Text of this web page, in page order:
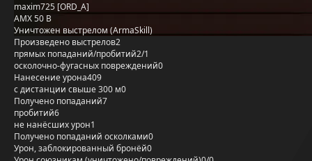
maxim725 [ORD_A]
AMX 50 B
Уничтожен выстрелом (ArmaSkill)
Произведено выстрелов2
прямых попаданий/пробитий2/1
осколочно-фугасных повреждений0
Нанесение урона409
с дистанции свыше 300 м0
Получено попаданий7
пробитий6
не нанёсших урон1
Получено попаданий осколками0
Урон, заблокированный бронёй0